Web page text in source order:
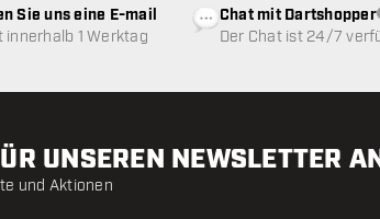
Sie uns eine E-mail
innerhalb 1 Werktag
Chat mit Dartshopper
Der Chat ist 24/7
UNSEREN NEWSLETTER
und Aktionen